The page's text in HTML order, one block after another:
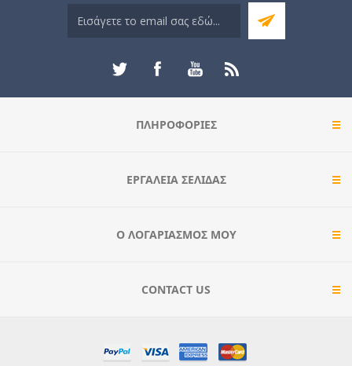
ΠΛΗΡΟΦΟΡΊΕΣ
ΕΡΓΑΛΕΊΑ ΣΕΛΊΔΑΣ
Ο ΛΟΓΑΡΙΑΣΜΌΣ ΜΟΥ
CONTACT US